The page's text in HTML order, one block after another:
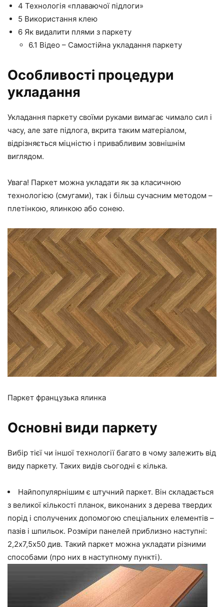
4 Технологія «плаваючої підлоги»
5 Використання клею
6 Як видалити плями з паркету
6.1 Відео – Самостійна укладання паркету
Особливості процедури
укладання
Укладання паркету своїми руками вимагає чимало сил і
часу, але зате підлога, вкрита таким матеріалом,
відрізняється міцністю і привабливим зовнішнім
виглядом.
Увага! Паркет можна укладати як за класичною
технологією (смугами), так і більш сучасним методом –
плетінкою, ялинкою або сонею.
Паркет французька ялинка
Основні види паркету
Вибір тієї чи іншої технології багато в чому залежить від
виду паркету. Таких видів сьогодні є кілька.
Найпопулярнішим є штучний паркет. Він складається
з великої кількості планок, виконаних з дерева твердих
порід і сполучених допомогою спеціальних елементів –
пазів і шпильок. Розміри панелей приблизно наступні:
2,2х7,5х50 див. Такий паркет можна укладати різними
способами (про них в наступному пункті).